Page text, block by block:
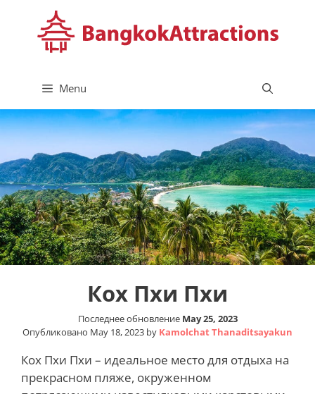
content
Menu
Кох Пхи Пхи
Последнее обновление May 25, 2023
Опубликовано May 18, 2023 by Kamolchat Thanaditsayakun
Кох Пхи Пхи – идеальное место для отдыха на
прекрасном пляже, окруженном